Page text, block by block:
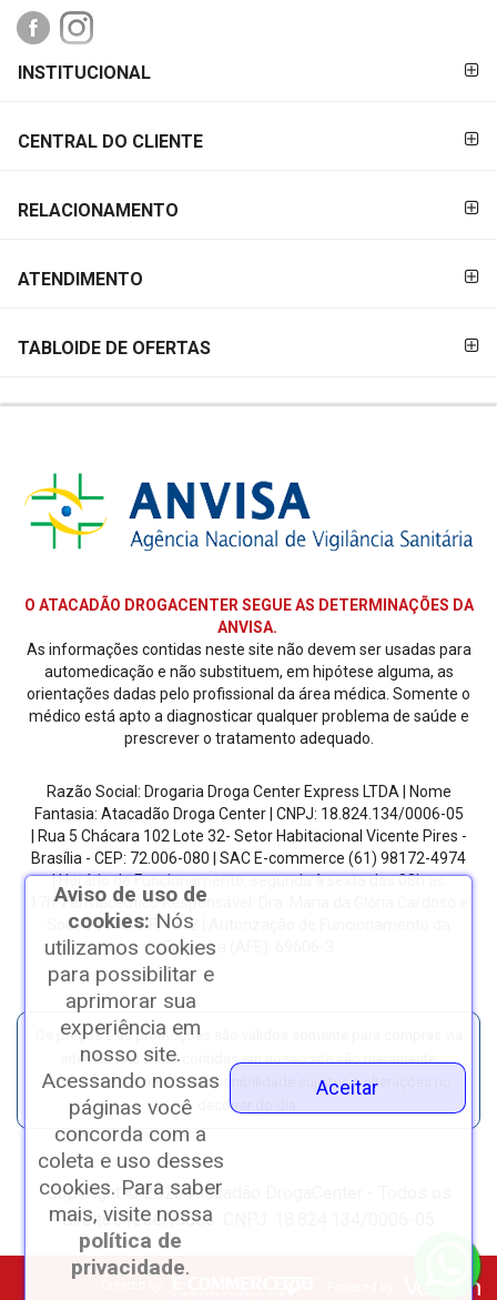
PAGAMENTO
INSTITUCIONAL
CENTRAL DO CLIENTE
RELACIONAMENTO
ATENDIMENTO
TABLOIDE DE OFERTAS
O ATACADÃO DROGACENTER SEGUE AS DETERMINAÇÕES DA
ANVISA.
As informações contidas neste site não devem ser usadas para
automedicação e não substituem, em hipótese alguma, as
orientações dadas pelo profissional da área médica. Somente o
médico está apto a diagnosticar qualquer problema de saúde e
prescrever o tratamento adequado.
Razão Social: Drogaria Droga Center Express LTDA | Nome
Fantasia: Atacadão Droga Center | CNPJ: 18.824.134/0006-05
| Rua 5 Chácara 102 Lote 32- Setor Habitacional Vicente Pires -
Brasília - CEP: 72.006-080 | SAC E-commerce (61) 98172-4974
| Horário de Funcionamento: segunda à sexta das 08h as
17h.Farmacêutico Responsável: Dra. Maria da Glória Cardoso e
Sousa | CRF/DF: 4612 | Autorização de Funcionamento da
Empresa (AFE): 69606-3
Os preços e as promoções são válidos somente para compras via
internet. | As fotos contidas em nosso site são meramente
ilustrativas. | *Preços e disponibilidade sujeitos a alterações no
decorrer do dia.
Copyright © 2023 Atacadão DrogaCenter - Todos os
direitos reservados. CNPJ: 18.824.134/0006-05
Aviso de uso de
cookies: Nós
utilizamos cookies
para possibilitar e
aprimorar sua
experiência em
nosso site.
Acessando nossas
páginas você
concorda com a
coleta e uso desses
cookies. Para saber
mais, visite nossa
política de
privacidade.
Aceitar